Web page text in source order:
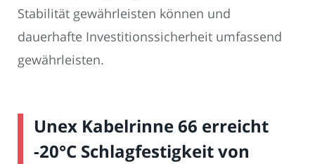
Stabilität gewährleisten können und
dauerhafte Investitionssicherheit umfassend
gewährleisten.
Unex Kabelrinne 66 erreicht
-20°C Schlagfestigkeit von